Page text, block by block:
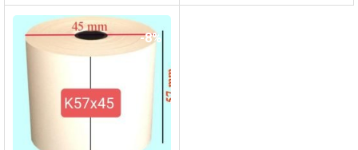
là:
24.000₫.
tại
là:
20.000₫.
là:
tại
-8%